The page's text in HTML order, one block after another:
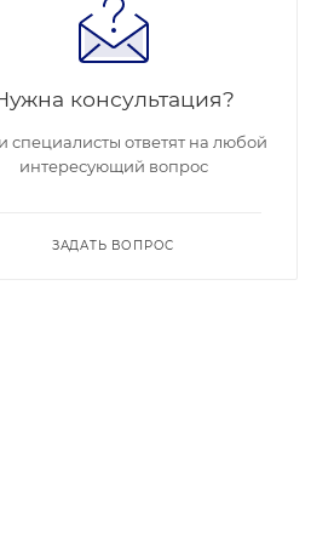
консультация?
специалисты ответят на любой
интересующий вопрос
ЗАДАТЬ ВОПРОС